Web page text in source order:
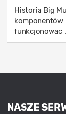
Historia Big
komponentów
funkcjonować
NASZE